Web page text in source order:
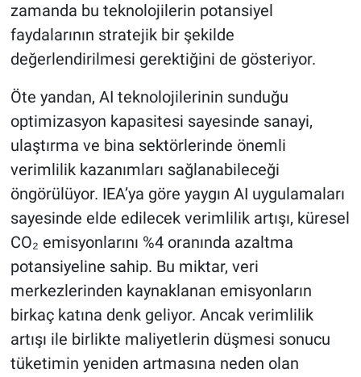
zamanda bu teknolojilerin potansiyel
faydalarının stratejik bir şekilde
değerlendirilmesi gerektiğini de gösteriyor.
Öte yandan, AI teknolojilerinin sunduğu
optimizasyon kapasitesi sayesinde sanayi,
ulaştırma ve bina sektörlerinde önemli
verimlilik kazanımları sağlanabileceği
öngörülüyor. IEA’ya göre yaygın AI uygulamaları
sayesinde elde edilecek verimlilik artışı, küresel
CO₂ emisyonlarını %4 oranında azaltma
potansiyeline sahip. Bu miktar, veri
merkezlerinden kaynaklanan emisyonların
birkaç katına denk geliyor. Ancak verimlilik
artışı ile birlikte maliyetlerin düşmesi sonucu
tüketimin yeniden artmasına neden olan